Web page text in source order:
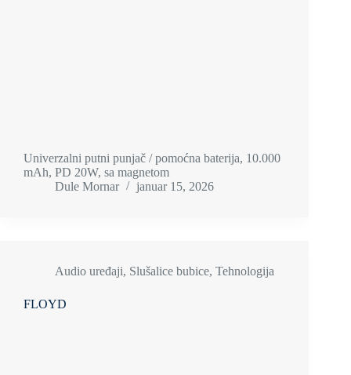
Univerzalni putni punjač / pomoćna baterija, 10.000
mAh, PD 20W, sa magnetom
Dule Mornar
januar 15, 2026
Audio uređaji, Slušalice bubice, Tehnologija
FLOYD